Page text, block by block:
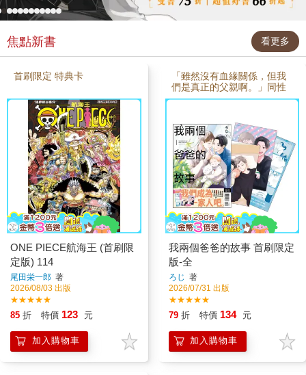
焦點新書 看更多
首刷限定 特典卡
ONE PIECE航海王 (首刷限
定版) 114
尾田栄一郎 著
2026/08/03 出版
★★★★★
85 折 特價 123 元
加入購物車
「雖然沒有血緣關係，但我
們是真正的父親啊。」同性
婚姻法案通過，從大學時期
歲）。敏感又愛哭的奈央和
我行我素的愛。這截然不同
的兩人，一起應對小孩半夜
哭鬧、初次上托兒所，以及
和其他家長互動等等，充滿
酸甜苦辣的育兒生活正式展
開——！※首刷限定版內容
物●《我兩個爸爸的故事》單
行本●首刷限定特典卡2入組
(10×14.5cm)●首刷限定拍貼
風書籤 (5.2×15.2cm)
我兩個爸爸的故事 首刷限定
版-全
ろじ 著
2026/07/31 出版
★★★★★
79 折 特價 134 元
加入購物車